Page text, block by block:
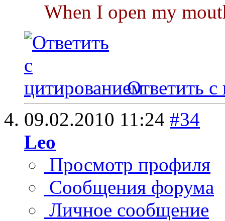
When I open my
Ответить с
09.02.2010 11:24 #34
Leo
Просмотр профиля
Сообщения форума
Личное сообщение